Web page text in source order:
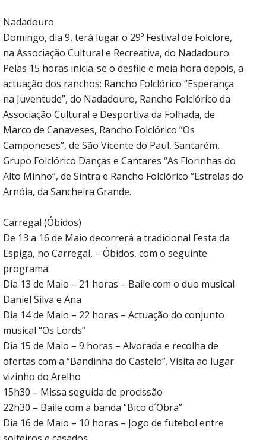
Nadadouro
Domingo, dia 9, terá lugar o 29º Festival de Folclore,
na Associação Cultural e Recreativa, do Nadadouro.
Pelas 15 horas inicia-se o desfile e meia hora depois, a
actuação dos ranchos: Rancho Folclórico “Esperança
na Juventude”, do Nadadouro, Rancho Folclórico da
Associação Cultural e Desportiva da Folhada, de
Marco de Canaveses, Rancho Folclórico “Os
Camponeses”, de São Vicente do Paul, Santarém,
Grupo Folclórico Danças e Cantares “As Florinhas do
Alto Minho”, de Sintra e Rancho Folclórico “Estrelas do
Arnóia, da Sancheira Grande.
Carregal (Óbidos)
De 13 a 16 de Maio decorrerá a tradicional Festa da
Espiga, no Carregal, – Óbidos, com o seguinte
programa:
Dia 13 de Maio – 21 horas – Baile com o duo musical
Daniel Silva e Ana
Dia 14 de Maio – 22 horas – Actuação do conjunto
musical “Os Lords”
Dia 15 de Maio – 9 horas – Alvorada e recolha de
ofertas com a “Bandinha do Castelo”. Visita ao lugar
vizinho do Arelho
15h30 – Missa seguida de procissão
22h30 – Baile com a banda “Bico d´Obra”
Dia 16 de Maio – 10 horas – Jogo de futebol entre